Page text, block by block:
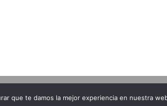
que te damos la mejor experiencia en nuestra